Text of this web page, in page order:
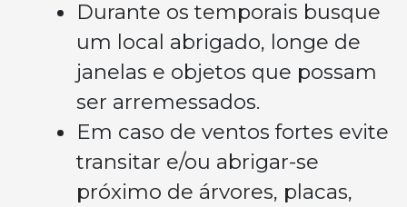
Durante os temporais busque
um local abrigado, longe de
janelas e objetos que possam
ser arremessados.
Em caso de ventos fortes evite
transitar e/ou abrigar-se
próximo de árvores, placas,